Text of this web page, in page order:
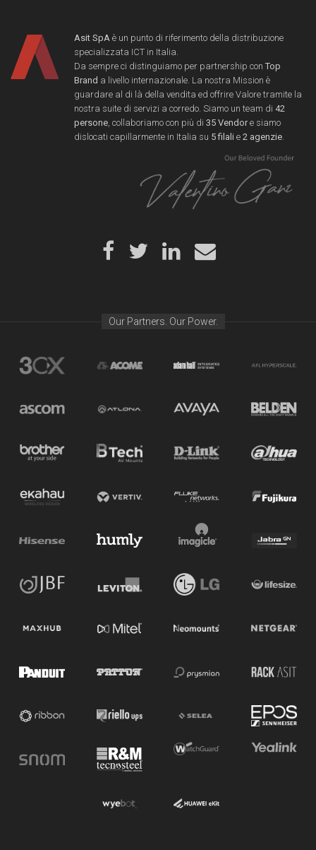
Asit SpA è un punto di riferimento della distribuzione
specializzata ICT in Italia.
Da sempre ci distinguiamo per partnership con Top
Brand a livello internazionale. La nostra Mission è
guardare al di là della vendita ed offrire Valore tramite la
nostra suite di servizi a corredo. Siamo un team di 42
persone , collaboriamo con più di 35 Vendore siamo
dislocati capillarmente in Italia su 5 filali e 2 agenzie